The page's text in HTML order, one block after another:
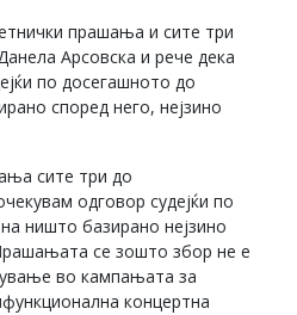
прашања и сите три
Арсовска и рече дека
по досегашното до
според него, нејзино
сите три до
одговор судејќи по
ништо базирано нејзино
се зошто збор не е
во кампањата за
концертна